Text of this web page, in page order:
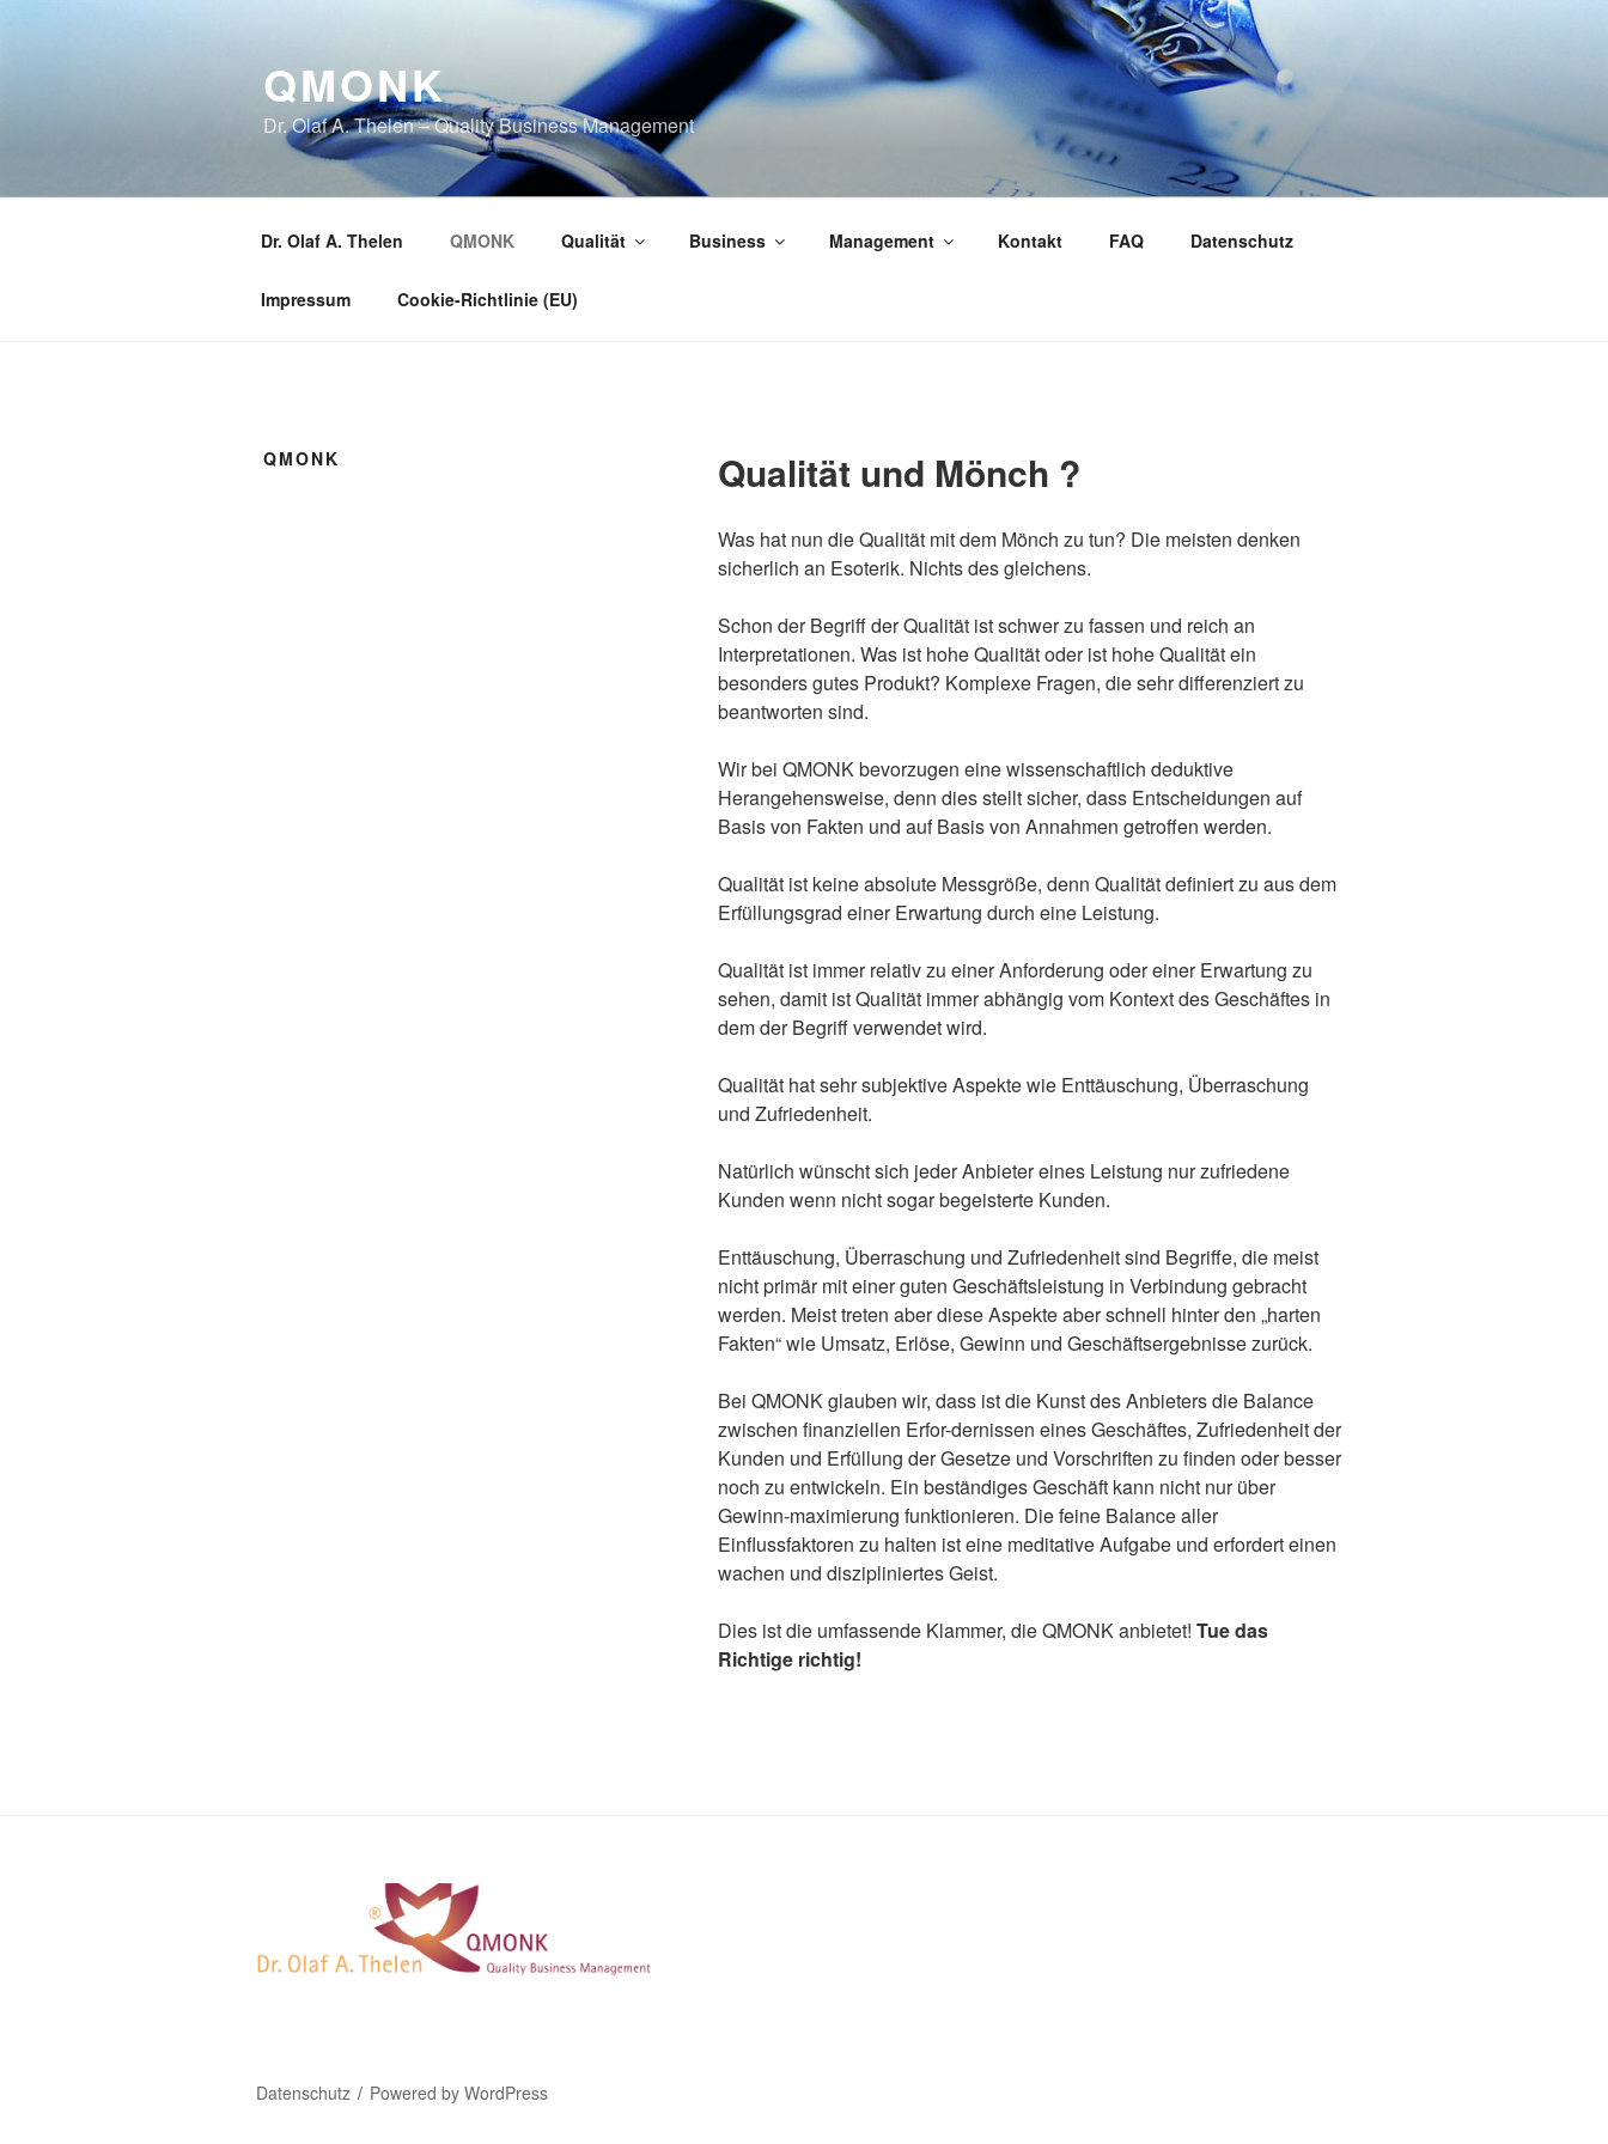
QMONK
Dr. Olaf A. Thelen – Quality Business Management
Dr. Olaf A. Thelen QMONK Qualität Business Management Kontakt FAQ Datenschutz
Impressum Cookie-Richtlinie (EU)
QMONK Qualität und Mönch ?
Was hat nun die Qualität mit dem Mönch zu tun? Die meisten denken
sicherlich an Esoterik. Nichts des gleichens.
Schon der Begriff der Qualität ist schwer zu fassen und reich an
Interpretationen. Was ist hohe Qualität oder ist hohe Qualität ein
besonders gutes Produkt? Komplexe Fragen, die sehr differenziert zu
beantworten sind.
Wir bei QMONK bevorzugen eine wissenschaftlich deduktive
Herangehensweise, denn dies stellt sicher, dass Entscheidungen auf
Basis von Fakten und auf Basis von Annahmen getroffen werden.
Qualität ist keine absolute Messgröße, denn Qualität definiert zu aus dem
Erfüllungsgrad einer Erwartung durch eine Leistung.
Qualität ist immer relativ zu einer Anforderung oder einer Erwartung zu
sehen, damit ist Qualität immer abhängig vom Kontext des Geschäftes in
dem der Begriff verwendet wird.
Qualität hat sehr subjektive Aspekte wie Enttäuschung, Überraschung
und Zufriedenheit.
Natürlich wünscht sich jeder Anbieter eines Leistung nur zufriedene
Kunden wenn nicht sogar begeisterte Kunden.
Enttäuschung, Überraschung und Zufriedenheit sind Begriffe, die meist
nicht primär mit einer guten Geschäftsleistung in Verbindung gebracht
werden. Meist treten aber diese Aspekte aber schnell hinter den „harten
Fakten“ wie Umsatz, Erlöse, Gewinn und Geschäftsergebnisse zurück.
Bei QMONK glauben wir, dass ist die Kunst des Anbieters die Balance
zwischen finanziellen Erfor-dernissen eines Geschäftes, Zufriedenheit der
Kunden und Erfüllung der Gesetze und Vorschriften zu finden oder besser
noch zu entwickeln. Ein beständiges Geschäft kann nicht nur über
Gewinn-maximierung funktionieren. Die feine Balance aller
Einflussfaktoren zu halten ist eine meditative Aufgabe und erfordert einen
wachen und diszipliniertes Geist.
Dies ist die umfassende Klammer, die QMONK anbietet! Tue das
Richtige richtig!
Datenschutz Powered by WordPress